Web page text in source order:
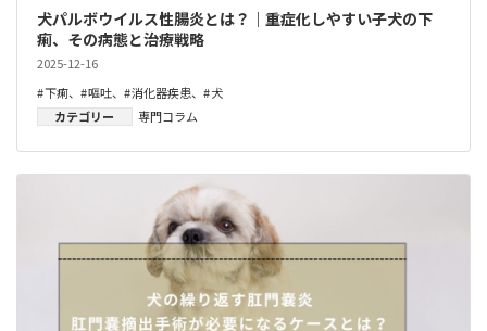
犬パルボウイルス性腸炎とは？｜重症化しやすい子犬の下
痢、その病態と治療戦略
2025-12-16
下痢、 嘔吐、 消化器疾患、
犬
カテゴリー
専門コラム